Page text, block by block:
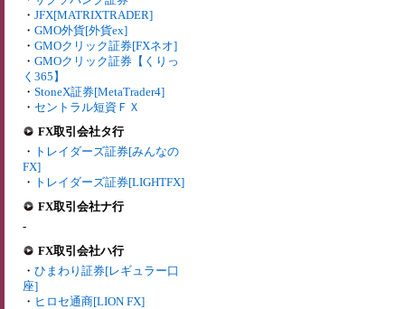
・ JFX[MATRIXTRADER]
・ GMO外貨[外貨ex]
・ GMOクリック証券[FXネオ]
・ GMOクリック証券【くりっ
く365】
・ StoneX証券[MetaTrader4]
・ セントラル短資ＦＸ
FX取引会社タ行
・ トレイダーズ証券[みんなの
FX]
・ トレイダーズ証券[LIGHTFX]
FX取引会社ナ行
-
FX取引会社ハ行
・ ひまわり証券[レギュラー口
座]
・ ヒロセ通商[LION FX]